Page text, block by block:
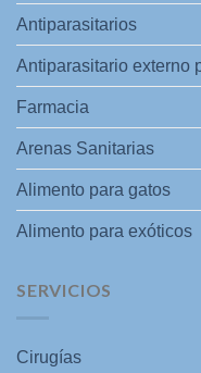
Antiparasitarios
Antiparasitario externo
Farmacia
Arenas Sanitarias
Alimento para gatos
Alimento para exóticos
SERVICIOS
Cirugías